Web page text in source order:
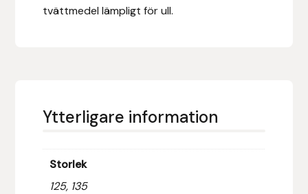
tvättmedel lämpligt för ull.
Ytterligare information
Storlek
125, 135
HRÍMNIR
Islandshästspecialisten
Islensk.is